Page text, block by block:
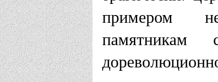
примером
памятникам